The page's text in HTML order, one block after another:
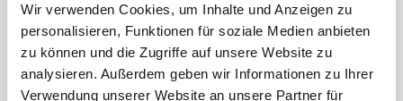
Wir verwenden Cookies, um Inhalte und Anzeigen zu
personalisieren, Funktionen für soziale Medien anbieten
zu können und die Zugriffe auf unsere Website zu
analysieren. Außerdem geben wir Informationen zu Ihrer
Verwendung unserer Website an unsere Partner für
Jahre nach Therapiebeginn auftrat. In den
Fachinformationen zu Avonex®, Rebif® und
Betaferon® wird diese UAW nicht aufgeführt (2–
4).